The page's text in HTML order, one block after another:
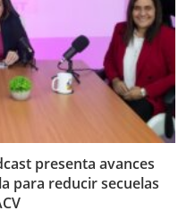
presenta avances
para reducir secuelas